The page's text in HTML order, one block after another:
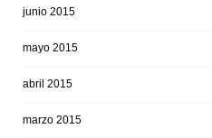
junio 2015
mayo 2015
abril 2015
marzo 2015